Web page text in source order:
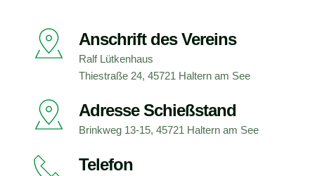
Anschrift des Vereins
Ralf Lütkenhaus
Thiestraße 24, 45721 Haltern am See
Adresse Schießstand
Brinkweg 13-15, 45721 Haltern am See
Telefon